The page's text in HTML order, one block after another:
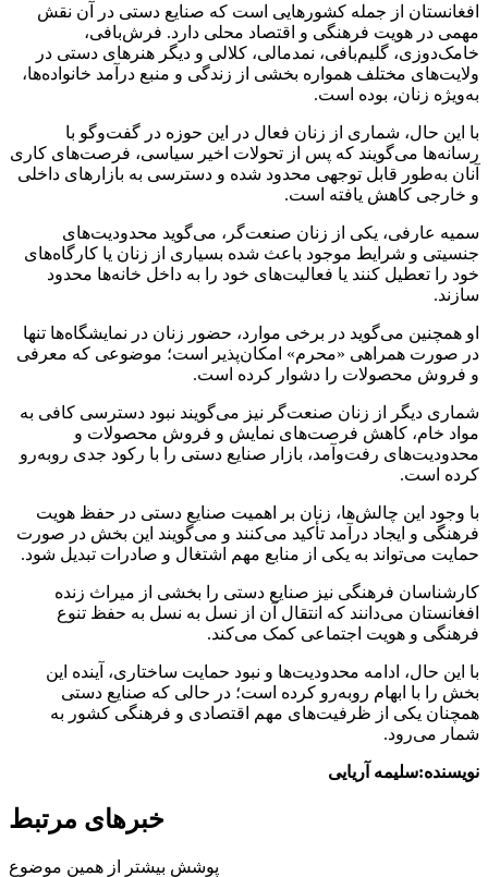
افغانستان از جمله کشورهایی است که صنایع دستی در آن نقش
مهمی در هویت فرهنگی و اقتصاد محلی دارد. فرش‌بافی،
خامک‌دوزی، گلیم‌بافی، نمدمالی، کلالی و دیگر هنرهای دستی در
ولایت‌های مختلف همواره بخشی از زندگی و منبع درآمد خانواده‌ها،
به‌ویژه زنان، بوده است.
با این حال، شماری از زنان فعال در این حوزه در گفت‌وگو با
رسانه‌ها می‌گویند که پس از تحولات اخیر سیاسی، فرصت‌های کاری
آنان به‌طور قابل توجهی محدود شده و دسترسی به بازارهای داخلی
و خارجی کاهش یافته است.
سمیه عارفی، یکی از زنان صنعت‌گر، می‌گوید محدودیت‌های
جنسیتی و شرایط موجود باعث شده بسیاری از زنان یا کارگاه‌های
خود را تعطیل کنند یا فعالیت‌های خود را به داخل خانه‌ها محدود
سازند.
او همچنین می‌گوید در برخی موارد، حضور زنان در نمایشگاه‌ها تنها
در صورت همراهی «محرم» امکان‌پذیر است؛ موضوعی که معرفی
و فروش محصولات را دشوار کرده است.
شماری دیگر از زنان صنعت‌گر نیز می‌گویند نبود دسترسی کافی به
مواد خام، کاهش فرصت‌های نمایش و فروش محصولات و
محدودیت‌های رفت‌وآمد، بازار صنایع دستی را با رکود جدی روبه‌رو
کرده است.
با وجود این چالش‌ها، زنان بر اهمیت صنایع دستی در حفظ هویت
فرهنگی و ایجاد درآمد تأکید می‌کنند و می‌گویند این بخش در صورت
حمایت می‌تواند به یکی از منابع مهم اشتغال و صادرات تبدیل شود.
کارشناسان فرهنگی نیز صنایع دستی را بخشی از میراث زنده
افغانستان می‌دانند که انتقال آن از نسل به نسل به حفظ تنوع
فرهنگی و هویت اجتماعی کمک می‌کند.
با این حال، ادامه محدودیت‌ها و نبود حمایت ساختاری، آینده این
بخش را با ابهام روبه‌رو کرده است؛ در حالی که صنایع دستی
همچنان یکی از ظرفیت‌های مهم اقتصادی و فرهنگی کشور به
شمار می‌رود.
نویسنده:سلیمه آریایی
خبرهای مرتبط
پوشش بیشتر از همین موضوع